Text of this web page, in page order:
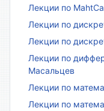
Лекции по
Лекции по
Лекции по
Лекции по
Масальцев
Лекции по
Лекции по